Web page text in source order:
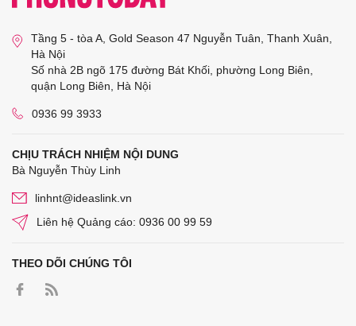
Tầng 5 - tòa A, Gold Season 47 Nguyễn Tuân, Thanh Xuân,
Hà Nội
Số nhà 2B ngõ 175 đường Bát Khối, phường Long Biên,
quận Long Biên, Hà Nội
0936 99 3933
CHỊU TRÁCH NHIỆM NỘI DUNG
Bà Nguyễn Thùy Linh
linhnt@ideaslink.vn
Liên hệ Quảng cáo: 0936 00 99 59
THEO DÕI CHÚNG TÔI